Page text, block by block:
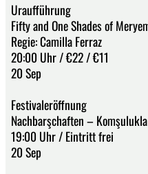
Uraufführung
Fifty and One Shades of
Regie: Camilla Ferraz
20:00 Uhr / €22 / €11
20 Sep
Festivaleröffnung
Nachbarşchaften –
19:00 Uhr / Eintritt frei
20 Sep